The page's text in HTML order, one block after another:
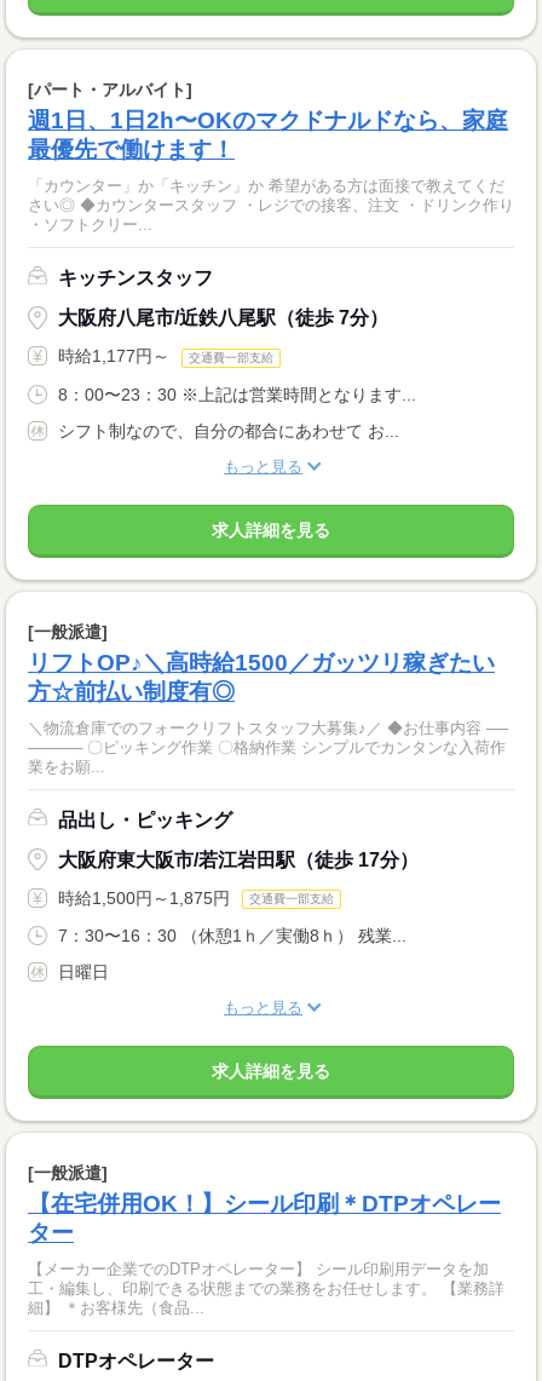
[パート・アルバイト]
週1日、1日2h〜OKのマクドナルドなら、家庭
最優先で働けます！
「カウンター」か「キッチン」か 希望がある方は面接で教えてくだ
さい◎ ◆カウンタースタッフ ・レジでの接客、注文 ・ドリンク作り
・ソフトクリー...
キッチンスタッフ
大阪府八尾市/近鉄八尾駅（徒歩 7分）
時給1,177円～ 交通費一部支給
8：00〜23：30 ※上記は営業時間となります...
シフト制なので、自分の都合にあわせて お...
もっと見る
求人詳細を見る
[一般派遣]
リフトOP♪＼高時給1500／ガッツリ稼ぎたい
方☆前払い制度有◎
＼物流倉庫でのフォークリフトスタッフ大募集♪／ ◆お仕事内容 ──
───── 〇ピッキング作業 〇格納作業 シンプルでカンタンな入荷作
業をお願...
品出し・ピッキング
大阪府東大阪市/若江岩田駅（徒歩 17分）
時給1,500円～1,875円 交通費一部支給
7：30〜16：30 （休憩1ｈ／実働8ｈ） 残業...
日曜日
もっと見る
求人詳細を見る
[一般派遣]
【在宅併用OK！】シール印刷＊DTPオペレー
ター
【メーカー企業でのDTPオペレーター】 シール印刷用データを加
工・編集し、印刷できる状態までの業務をお任せします。 【業務詳
細】 ＊お客様先（食品...
DTPオペレーター